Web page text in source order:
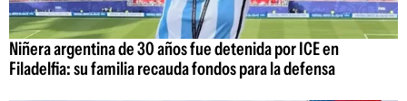
Niñera argentina de 30 años fue detenida por ICE en
Filadelfia: su familia recauda fondos para la defensa